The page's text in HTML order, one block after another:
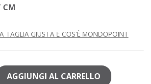
CM
TAGLIA GIUSTA E COS'È MONDOPOINT
AGGIUNGI AL CARRELLO